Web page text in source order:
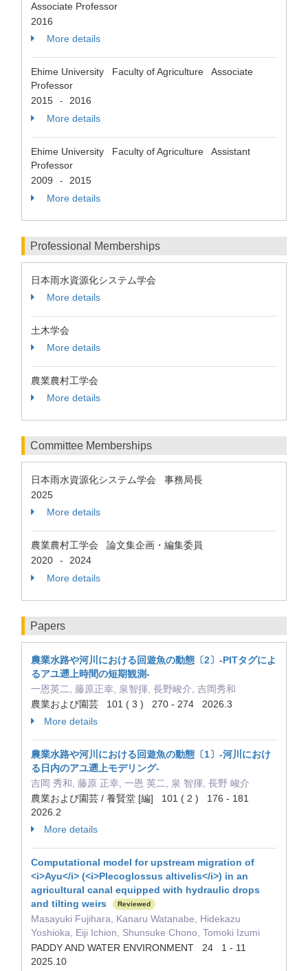
Associate Professor
2016
More details
Ehime University Faculty of Agriculture Associate
Professor
2015
-
2016
More details
Ehime University Faculty of Agriculture Assistant
Professor
2009
-
2015
More details
Professional Memberships
日本雨水資源化システム学会
More details
土木学会
More details
農業農村工学会
More details
Committee Memberships
日本雨水資源化システム学会 事務局長
2025
More details
農業農村工学会 論文集企画・編集委員
2020
-
2024
More details
Papers
農業水路や河川における回遊魚の動態〔2〕-PITタグによ
るアユ遡上時間の短期観測-
一恩英二, 藤原正幸, 泉智揮, 長野峻介, 吉岡秀和
農業および園芸 101 ( 3 ) 270 - 274 2026.3
More details
農業水路や河川における回遊魚の動態〔1〕-河川におけ
る日内のアユ遡上モデリング-
吉岡 秀和, 藤原 正幸, 一恩 英二, 泉 智揮, 長野 峻介
農業および園芸 / 養賢堂 [編] 101 ( 2 ) 176 - 181
2026.2
More details
Computational model for upstream migration of
<i>Ayu</i> (<i>Plecoglossus altivelis</i>) in an
agricultural canal equipped with hydraulic drops
and tilting weirs
Reviewed
Masayuki Fujihara, Kanaru Watanabe, Hidekazu
Yoshioka, Eiji Ichion, Shunsuke Chono, Tomoki Izumi
PADDY AND WATER ENVIRONMENT 24 1 - 11
2025.10